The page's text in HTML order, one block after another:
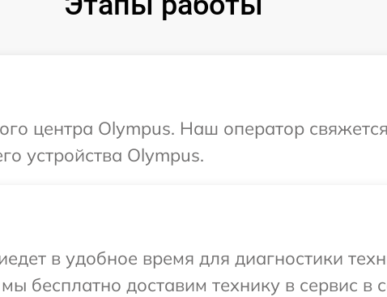
центра Olympus. Наш оператор
устройства Olympus.
в удобное время для диагностики
бесплатно доставим технику в сервис в